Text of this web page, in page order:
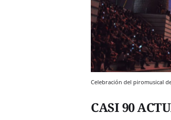
Celebración del piromusical
CASI 90